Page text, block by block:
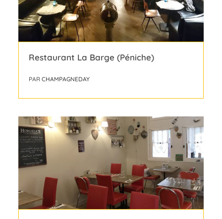
Restaurant La Barge (Péniche)
PAR CHAMPAGNEDAY